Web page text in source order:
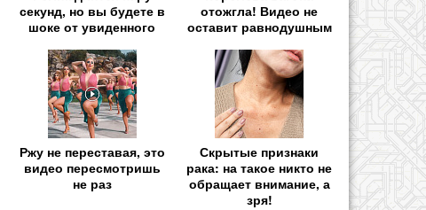
секунд, но вы будете в
шоке от увиденного
отожгла! Видео не
оставит равнодушным
Ржу не переставая, это
видео пересмотришь
не раз
Скрытые признаки
рака: на такое никто не
обращает внимание, а
зря!